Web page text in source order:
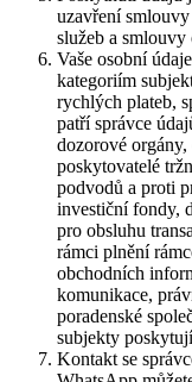
uzavření
služeb a smlouvy
Vaše osobní
kategoriím
rychlých plateb,
patří správce
dozorové
poskytovatelé
podvodů a proti
investiční fondy,
pro obsluhu
rámci plnění
obchodních
komunikace,
poradenské
subjekty
Kontakt se